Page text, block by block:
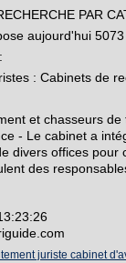
PAR
aujourd'hui 5073
: Cabinets de
et chasseurs de
- Le cabinet a
divers offices pour
des
juriste cabinet